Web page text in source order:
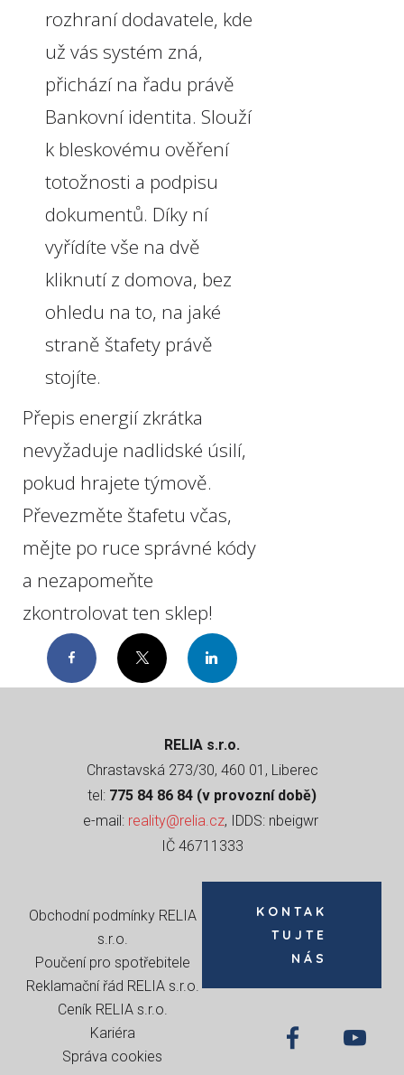
rozhraní dodavatele, kde
už vás systém zná,
přichází na řadu právě
Bankovní identita. Slouží
k bleskovému ověření
totožnosti a podpisu
dokumentů. Díky ní
vyřídíte vše na dvě
kliknutí z domova, bez
ohledu na to, na jaké
straně štafety právě
stojíte.
Přepis energií zkrátka
nevyžaduje nadlidské úsilí,
pokud hrajete týmově.
Převezměte štafetu včas,
mějte po ruce správné kódy
a nezapomeňte
zkontrolovat ten sklep!
Facebook Twitter LinkedIn
RELIA s.r.o.
Chrastavská 273/30, 460 01, Liberec
tel: 775 84 86 84 (v provozní době)
e-mail: reality@relia.cz, IDDS: nbeigwr
IČ 46711333
Obchodní podmínky RELIA
s.r.o.
Poučení pro spotřebitele
Reklamační řád RELIA s.r.o.
Ceník RELIA s.r.o.
Kariéra
Správa cookies
KONTAK
TUJTE
NÁS